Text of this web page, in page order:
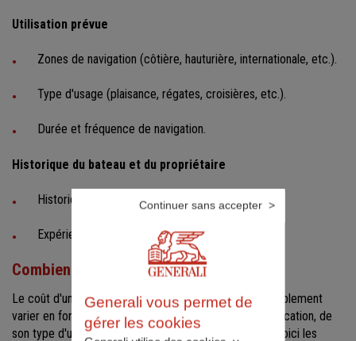
Utilisation prévue
Zones de navigation (côtière, hauturière, internationale, etc.).
Type d'usage (plaisance, régates, croisières, etc.).
Durée et fréquence de navigation.
Historique du bateau et du propriétaire
Historique des sinistres.
Expérience du propriétaire et des skippers.
Combien coûte une assurance voilier ?
Le coût d'une assurance pour un voilier peut considérablement
varier en fonction des caractéristiques de votre embarcation, de
son type d'utilisation et de votre profil de navigateur. Voici les
Generali vous permet de
gérer les cookies
Continuer sans accepter